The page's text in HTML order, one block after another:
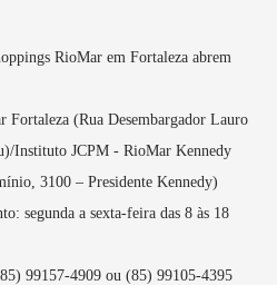
RioMar em Fortaleza abrem
(Rua Desembargador Lauro
Instituto JCPM - RioMar Kennedy
3100 – Presidente Kennedy)
segunda a sexta-feira das 8 às 18
99157-4909 ou (85) 99105-4395